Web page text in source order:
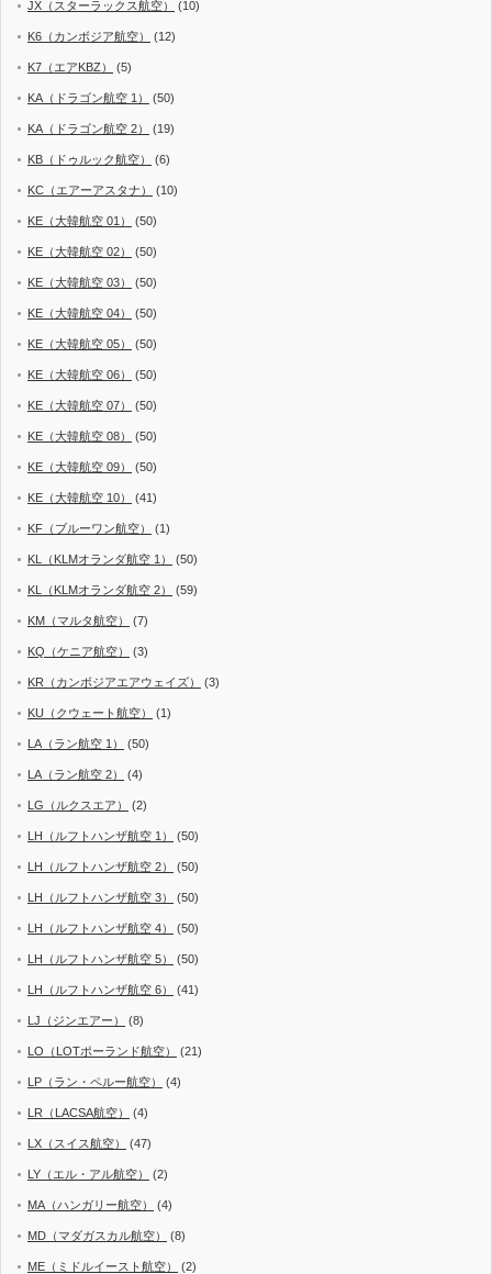
JX（スターラックス航空） (10)
K6（カンボジア航空） (12)
K7（エアKBZ） (5)
KA（ドラゴン航空 1） (50)
KA（ドラゴン航空 2） (19)
KB（ドゥルック航空） (6)
KC（エアーアスタナ） (10)
KE（大韓航空 01） (50)
KE（大韓航空 02） (50)
KE（大韓航空 03） (50)
KE（大韓航空 04） (50)
KE（大韓航空 05） (50)
KE（大韓航空 06） (50)
KE（大韓航空 07） (50)
KE（大韓航空 08） (50)
KE（大韓航空 09） (50)
KE（大韓航空 10） (41)
KF（ブルーワン航空） (1)
KL（KLMオランダ航空 1） (50)
KL（KLMオランダ航空 2） (59)
KM（マルタ航空） (7)
KQ（ケニア航空） (3)
KR（カンボジアエアウェイズ） (3)
KU（クウェート航空） (1)
LA（ラン航空 1） (50)
LA（ラン航空 2） (4)
LG（ルクスエア） (2)
LH（ルフトハンザ航空 1） (50)
LH（ルフトハンザ航空 2） (50)
LH（ルフトハンザ航空 3） (50)
LH（ルフトハンザ航空 4） (50)
LH（ルフトハンザ航空 5） (50)
LH（ルフトハンザ航空 6） (41)
LJ（ジンエアー） (8)
LO（LOTポーランド航空） (21)
LP（ラン・ペルー航空） (4)
LR（LACSA航空） (4)
LX（スイス航空） (47)
LY（エル・アル航空） (2)
MA（ハンガリー航空） (4)
MD（マダガスカル航空） (8)
ME（ミドルイースト航空） (2)